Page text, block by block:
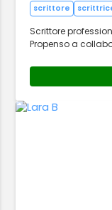
scrittore
Scrittore
Propenso a